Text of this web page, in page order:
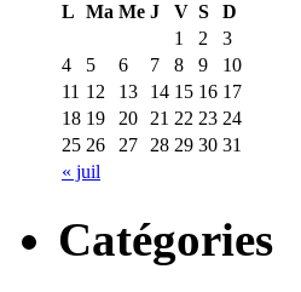
L Ma Me J V S D
« juil
1 2
3
4
5 6 7 8 9
10
11 12 13 14 15 16 17
18 19 20 21 22 23 24
25 26 27 28 29 30 31
Catégories